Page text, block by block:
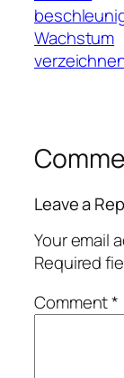
Wachstum
Leave a
Your email
Required
Comment*